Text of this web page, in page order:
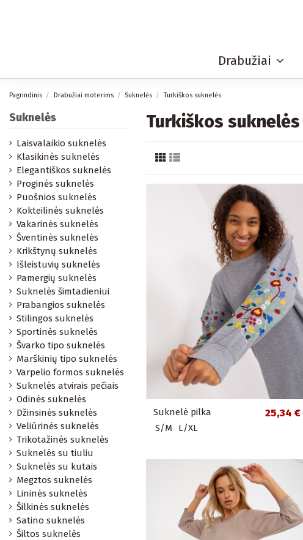
Drabužiai
Pagrindinis Drabužiai moterims Suknelės Turkiškos suknelės
Turkiškos suknelės
Suknelė pilka 25,34 €
S/M L/XL
Suknelės
Laisvalaikio suknelės
Klasikinės suknelės
Elegantiškos suknelės
Proginės suknelės
Puošnios suknelės
Kokteilinės suknelės
Vakarinės suknelės
Šventinės suknelės
Krikštynų suknelės
Išleistuvių suknelės
Pamergių suknelės
Suknelės šimtadieniui
Prabangios suknelės
Stilingos suknelės
Sportinės suknelės
Švarko tipo suknelės
Marškinių tipo suknelės
Varpelio formos suknelės
Suknelės atvirais pečiais
Odinės suknelės
Džinsinės suknelės
Veliūrinės suknelės
Trikotažinės suknelės
Suknelės su tiuliu
Suknelės su kutais
Megztos suknelės
Lininės suknelės
Šilkinės suknelės
Satino suknelės
Šiltos suknelės